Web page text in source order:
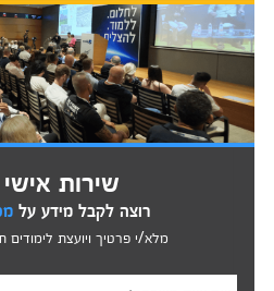
שירות
רוצה לקבל מידע על
מלא/י פרטיך ויועצת